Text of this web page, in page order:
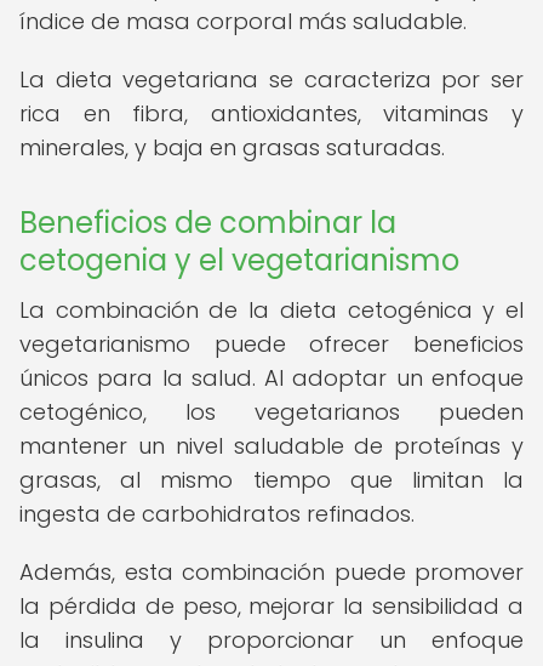
índice de masa corporal más saludable.
La dieta vegetariana se caracteriza por ser
rica en fibra, antioxidantes, vitaminas y
minerales, y baja en grasas saturadas.
Beneficios de combinar la
cetogenia y el vegetarianismo
La combinación de la dieta cetogénica y el
vegetarianismo puede ofrecer beneficios
únicos para la salud. Al adoptar un enfoque
cetogénico, los vegetarianos pueden
mantener un nivel saludable de proteínas y
grasas, al mismo tiempo que limitan la
ingesta de carbohidratos refinados.
Además, esta combinación puede promover
la pérdida de peso, mejorar la sensibilidad a
la insulina y proporcionar un enfoque